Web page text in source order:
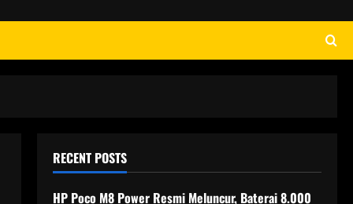
RECENT POSTS
HP Poco M8 Power Resmi Meluncur, Baterai 8.000